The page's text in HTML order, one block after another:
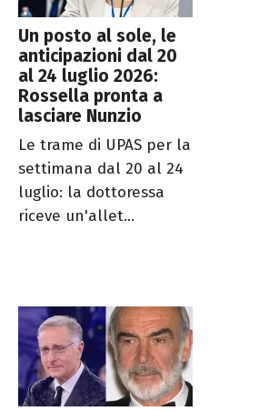
Un posto al sole, le
anticipazioni dal 20
al 24 luglio 2026:
Rossella pronta a
lasciare Nunzio
Le trame di UPAS per la
settimana dal 20 al 24
luglio: la dottoressa
riceve un'allet...